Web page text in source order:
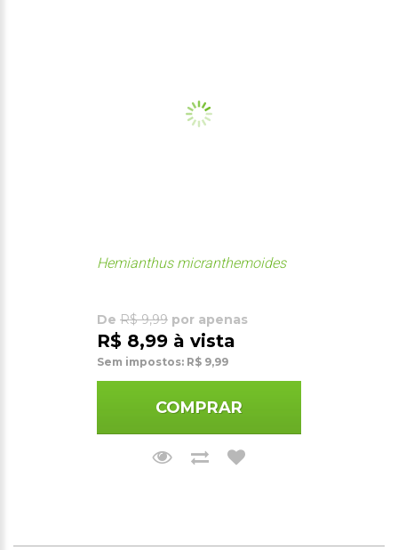
Hemianthus micranthemoides
De R$ 9,99 por apenas
R$ 8,99 à vista
Sem impostos: R$ 9,99
COMPRAR